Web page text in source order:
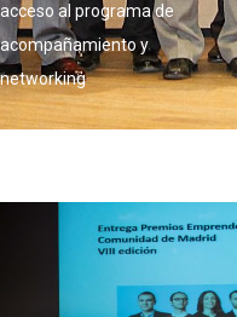
acceso al programa de
acompañamiento y
networking